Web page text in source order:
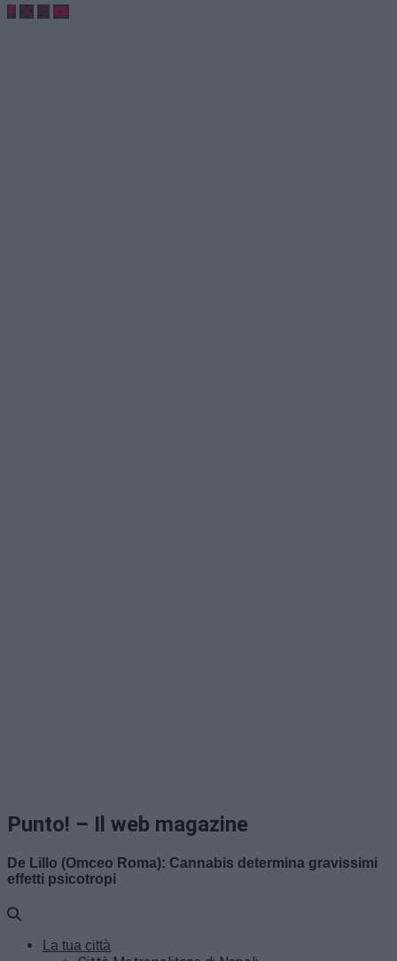
Punto! – Il web magazine
De Lillo (Omceo Roma): Cannabis determina gravissimi
effetti psicotropi
La tua città